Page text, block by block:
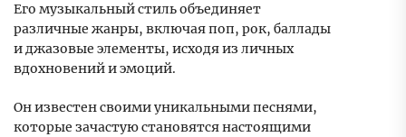
Его музыкальный стиль объединяет
различные жанры, включая поп, рок, баллады
и джазовые элементы, исходя из личных
вдохновений и эмоций.
Он известен своими уникальными песнями,
которые зачастую становятся настоящими